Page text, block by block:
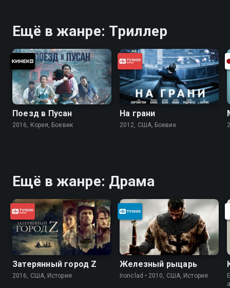
Ещё в жанре: Триллер
Поезд в Пусан
2016, Корея, Боевик
На грани
2012, США, Боевик
Ещё в жанре: Драма
Затерянный город Z
2016, США, История
Железный рыцарь
Ironclad • 2010, США, История